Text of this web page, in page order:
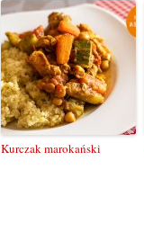
Kurczak marokański